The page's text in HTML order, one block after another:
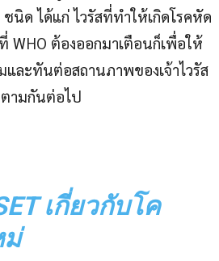
นิด ได้แก่ ไวรัสที่ทำให้เกิดโรคหัด
WHO ต้องออกมาเตือนก็เพื่อให้
ละทันต่อสถานภาพของเจ้าไวรัส
ตามกันต่อไป
เกี่ยวกับโค
ม่